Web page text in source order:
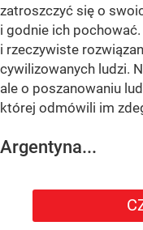
zatroszczyć się o
i godnie ich
i rzeczywiste
cywilizowanych ludzi.
ale o poszanowaniu
której odmówili im
Argentyna...